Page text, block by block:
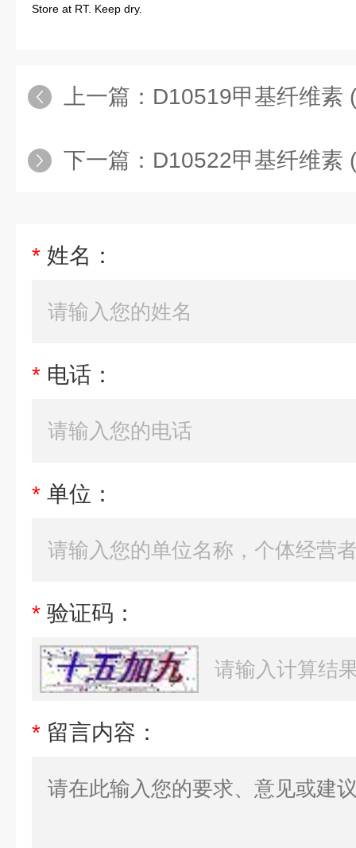
Store at RT. Keep dry.
上一篇： D10519甲基纤维素
下一篇： D10522甲基纤维素
* 姓名：
* 电话：
* 单位：
* 验证码：
* 留言内容：